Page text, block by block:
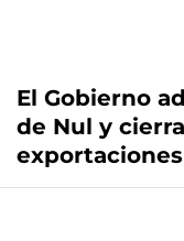
El Gobierno
de Nul y
exportaciones